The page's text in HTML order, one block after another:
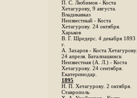
П. С. Любимов - Коста
Хетагурову, 9 августа.
Владикавказ
Неизвестный - Коста
Хетагурову. 24 октября.
Харьков
B. Г. Шредерс. 4 декабря 1893
г.
А. Захаров - Коста Хетагурову.
24 апреля. Баталпашинск
Неизвестная (А. Л.) - Коста
Хетагурову. 24 сентября.
Екатеринодар.
1895
Н. П. Хетагурову. 2 октября.
Ставрополь